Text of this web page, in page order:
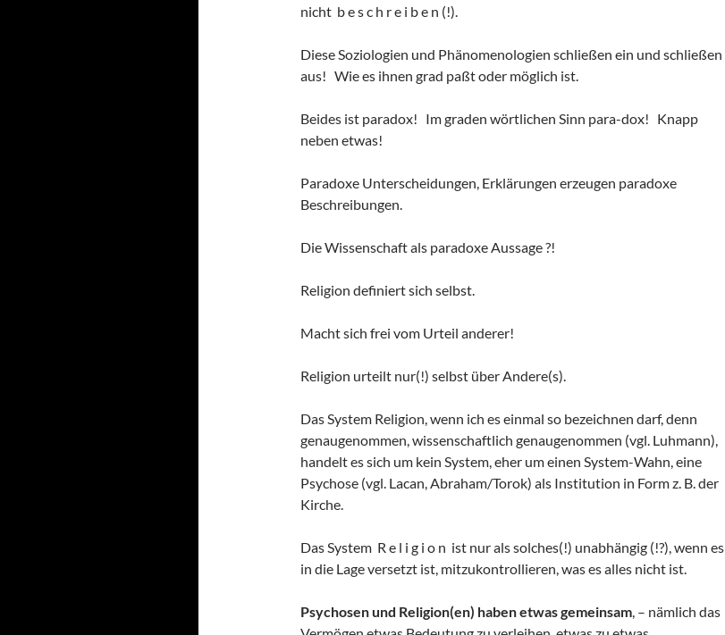
nicht b e s c h r e i b e n (!).
Diese Soziologien und Phänomenologien schließen ein und schließen
aus! Wie es ihnen grad paßt oder möglich ist.
Beides ist paradox! Im graden wörtlichen Sinn para-dox! Knapp
neben etwas!
Paradoxe Unterscheidungen, Erklärungen erzeugen paradoxe
Beschreibungen.
Die Wissenschaft als paradoxe Aussage ?!
Religion definiert sich selbst.
Macht sich frei vom Urteil anderer!
Religion urteilt nur(!) selbst über Andere(s).
Das System Religion, wenn ich es einmal so bezeichnen darf, denn
genaugenommen, wissenschaftlich genaugenommen (vgl. Luhmann),
handelt es sich um kein System, eher um einen System-Wahn, eine
Psychose (vgl. Lacan, Abraham/Torok) als Institution in Form z. B. der
Kirche.
Das System R e l i g i o n ist nur als solches(!) unabhängig (!?), wenn es
in die Lage versetzt ist, mitzukontrollieren, was es alles nicht ist.
Psychosen und Religion(en) haben etwas gemeinsam , – nämlich das